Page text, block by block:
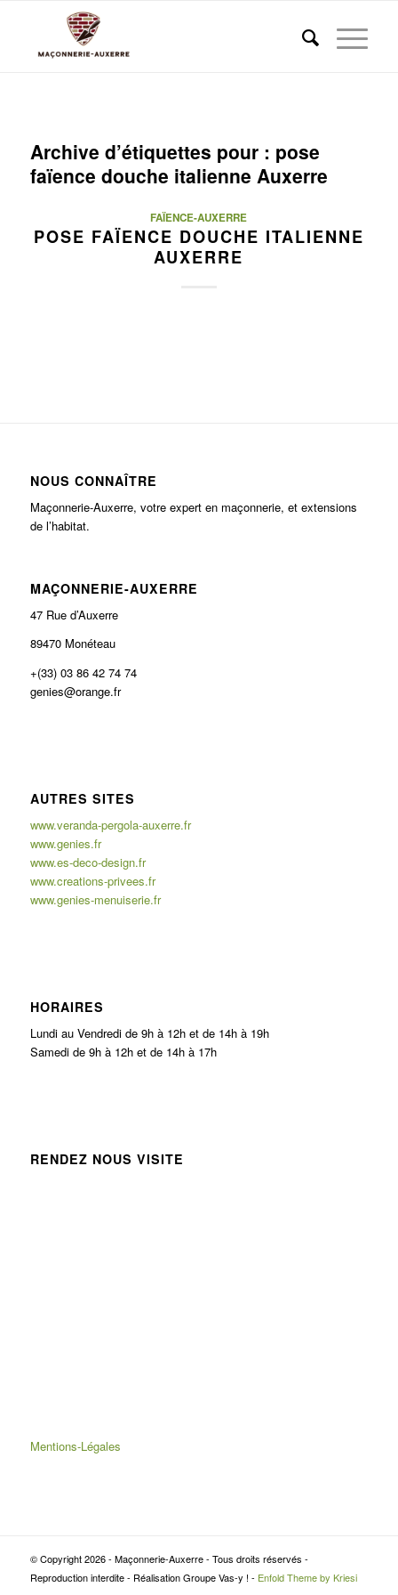
Archive d’étiquettes pour : pose
faïence douche italienne Auxerre
FAÏENCE-AUXERRE
POSE FAÏENCE DOUCHE ITALIENNE
AUXERRE
NOUS CONNAÎTRE
Maçonnerie-Auxerre, votre expert en maçonnerie, et extensions
de l’habitat.
MAÇONNERIE-AUXERRE
47 Rue d’Auxerre
89470 Monéteau
+(33) 03 86 42 74 74
genies@orange.fr
AUTRES SITES
www.veranda-pergola-auxerre.fr
www.genies.fr
www.es-deco-design.fr
www.creations-privees.fr
www.genies-menuiserie.fr
HORAIRES
Lundi au Vendredi de 9h à 12h et de 14h à 19h
Samedi de 9h à 12h et de 14h à 17h
RENDEZ NOUS VISITE
Mentions-Légales
© Copyright 2026 - Maçonnerie-Auxerre - Tous droits réservés -
Reproduction interdite - Réalisation Groupe Vas-y ! - Enfold Theme by Kriesi